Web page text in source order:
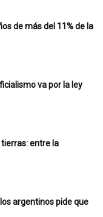
de más del 11% de la
va por la ley
entre la
argentinos pide que